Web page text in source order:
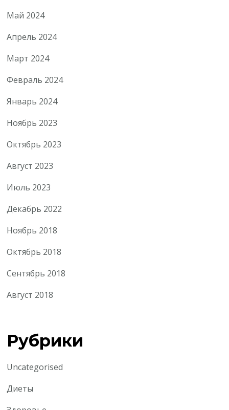
Май 2024
Апрель 2024
Март 2024
Февраль 2024
Январь 2024
Ноябрь 2023
Октябрь 2023
Август 2023
Июль 2023
Декабрь 2022
Ноябрь 2018
Октябрь 2018
Сентябрь 2018
Август 2018
Рубрики
Uncategorised
Диеты